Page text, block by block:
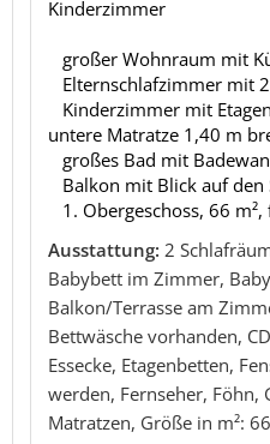
Kinderzimmer
großer Wohnraum mit
Elternschlafzimmer mit
Kinderzimmer mit
untere Matratze 1,40 m
großes Bad mit
Balkon mit Blick auf den
1. Obergeschoss, 66
Ausstattung: 2
Babybett im Zimmer,
Balkon/Terrasse am
Bettwäsche vorhanden,
Essecke, Etagenbetten,
werden, Fernseher, Föhn,
Matratzen, Größe in m²: